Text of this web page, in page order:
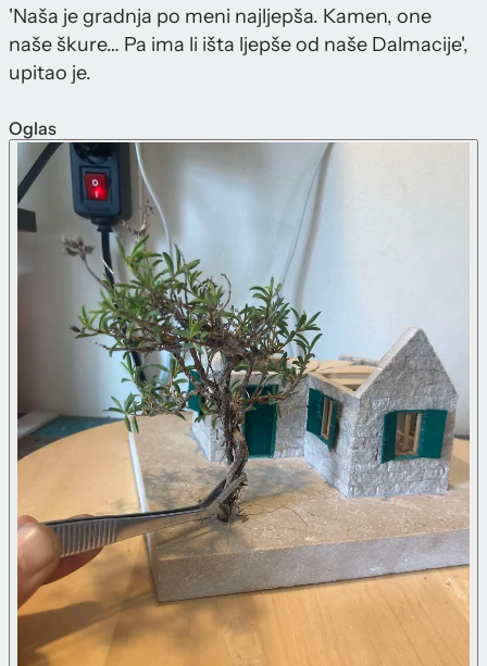
'Naša je gradnja po meni najljepša. Kamen, one
naše škure… Pa ima li išta ljepše od naše Dalmacije',
upitao je.
Oglas